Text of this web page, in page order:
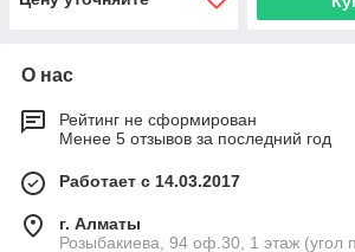
О нас
Рейтинг не сформирован
Менее 5 отзывов за последний год
Работает с 14.03.2017
г. Алматы
Розыбакиева, 94 оф.30, 1 этаж (угол